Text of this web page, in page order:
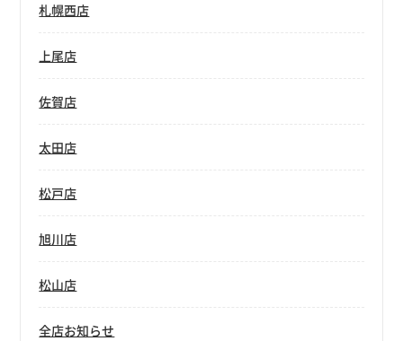
札幌西店
上尾店
佐賀店
太田店
松戸店
旭川店
松山店
全店お知らせ